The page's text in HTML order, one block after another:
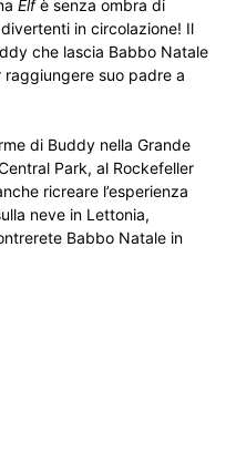
Elfè senza ombra di
in circolazione! Il
che lascia Babbo Natale
raggiungere suo padre a
di Buddy nella Grande
Park, al Rockefeller
ricreare l’esperienza
neve in Lettonia,
Babbo Natale in